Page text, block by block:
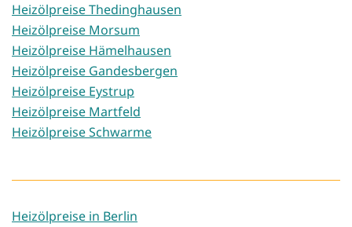
Heizölpreise Thedinghausen
Heizölpreise Morsum
Heizölpreise Hämelhausen
Heizölpreise Gandesbergen
Heizölpreise Eystrup
Heizölpreise Martfeld
Heizölpreise Schwarme
Heizölpreise in Berlin